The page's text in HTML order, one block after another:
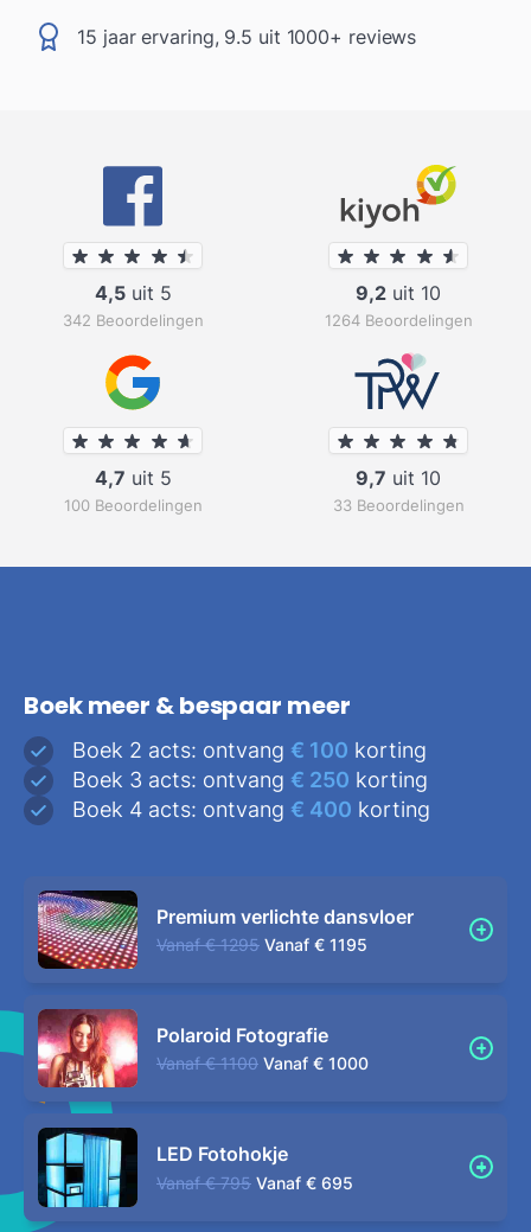
15 jaar ervaring, 9.5 uit 1000+ reviews
4,5uit 5
342 Beoordelingen
9,2 uit 10
1264 Beoordelingen
4,7 uit 5
100 Beoordelingen
9,7 uit 10
33 Beoordelingen
Boek meer & bespaar meer
Boek 2 acts: ontvang € 100 korting
Boek 3 acts: ontvang € 250 korting
Boek 4 acts: ontvang € 400 korting
Premium verlichte dansvloer
Vanaf € 1295 Vanaf € 1195
Polaroid Fotografie
Vanaf € 1100 Vanaf € 1000
LED Fotohokje
Vanaf € 795 Vanaf € 695